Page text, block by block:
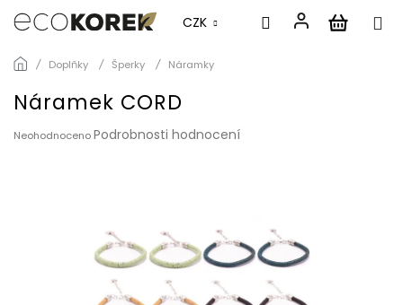
Přejít
obsah
CZK
Doplňky Šperky Náramky
Náramek CORD
Průměrné
NeohodnocenoPodrobnosti hodnocení